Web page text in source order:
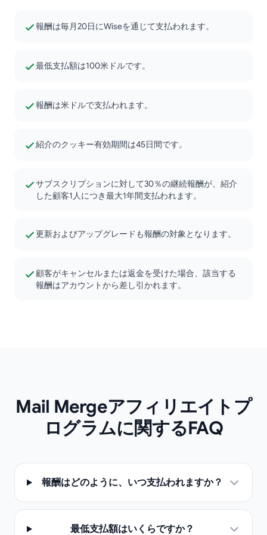
報酬は毎月20日にWiseを通じて支払われます。
最低支払額は100米ドルです。
報酬は米ドルで支払われます。
紹介のクッキー有効期間は45日間です。
サブスクリプションに対して30％の継続報酬が、紹介
した顧客1人につき最大1年間支払われます。
更新およびアップグレードも報酬の対象となります。
顧客がキャンセルまたは返金を受けた場合、該当する
報酬はアカウントから差し引かれます。
Mail Mergeアフィリエイトプ
ログラムに関するFAQ
報酬はどのように、いつ支払われますか？
最低支払額はいくらですか？